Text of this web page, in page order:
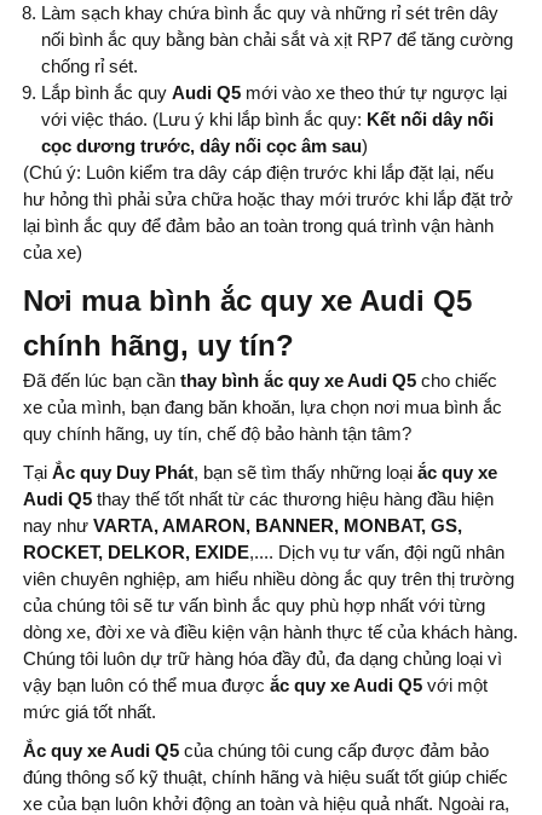
Làm sạch khay chứa bình ắc quy và những rỉ sét trên dây
nối bình ắc quy bằng bàn chải sắt và xịt RP7 để tăng cường
chống rỉ sét.
Lắp bình ắc quy Audi Q5 mới vào xe theo thứ tự ngược lại
với việc tháo. (Lưu ý khi lắp bình ắc quy: Kết nối dây nối
cọc dương trước, dây nối cọc âm sau)
(Chú ý: Luôn kiểm tra dây cáp điện trước khi lắp đặt lại, nếu
hư hỏng thì phải sửa chữa hoặc thay mới trước khi lắp đặt trở
lại bình ắc quy để đảm bảo an toàn trong quá trình vận hành
của xe)
Nơi mua bình ắc quy xe Audi Q5
chính hãng, uy tín?
Đã đến lúc bạn cần thay bình ắc quy xe Audi Q5 cho chiếc
xe của mình, bạn đang băn khoăn, lựa chọn nơi mua bình ắc
quy chính hãng, uy tín, chế độ bảo hành tận tâm?
Tại Ắc quy Duy Phát, bạn sẽ tìm thấy những loại ắc quy xe
Audi Q5 thay thế tốt nhất từ ​​các thương hiệu hàng đầu hiện
nay như VARTA, AMARON, BANNER, MONBAT, GS,
ROCKET, DELKOR, EXIDE,.... Dịch vụ tư vấn, đội ngũ nhân
viên chuyên nghiệp, am hiểu nhiều dòng ắc quy trên thị trường
của chúng tôi sẽ tư vấn bình ắc quy phù hợp nhất với từng
dòng xe, đời xe và điều kiện vận hành thực tế của khách hàng.
Chúng tôi luôn dự trữ hàng hóa đầy đủ, đa dạng chủng loại vì
vậy bạn luôn có thể mua được ắc quy xe Audi Q5 với một
mức giá tốt nhất.
Ắc quy xe Audi Q5 của chúng tôi cung cấp được đảm bảo
đúng thông số kỹ thuật, chính hãng và hiệu suất tốt giúp chiếc
xe của bạn luôn khởi động an toàn và hiệu quả nhất. Ngoài ra,